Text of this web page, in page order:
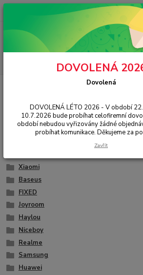
Chat / Online podpora - 24/7
Sluchátka, Bluetooth HF
Bluetooth HF
Apple
Xiaomi
Baseus
FIXED
Joyroom
Haylou
Niceboy
Realme
Samsung
Huawei
DOVOLENÁ
Dovolená
DOVOLENÁ LÉTO 2026 - V období
10.7.2026 bude probíhat celofiremní
období nebudou vyřizovány žádné
probíhat komunikace. Děkujeme za
Zavřít